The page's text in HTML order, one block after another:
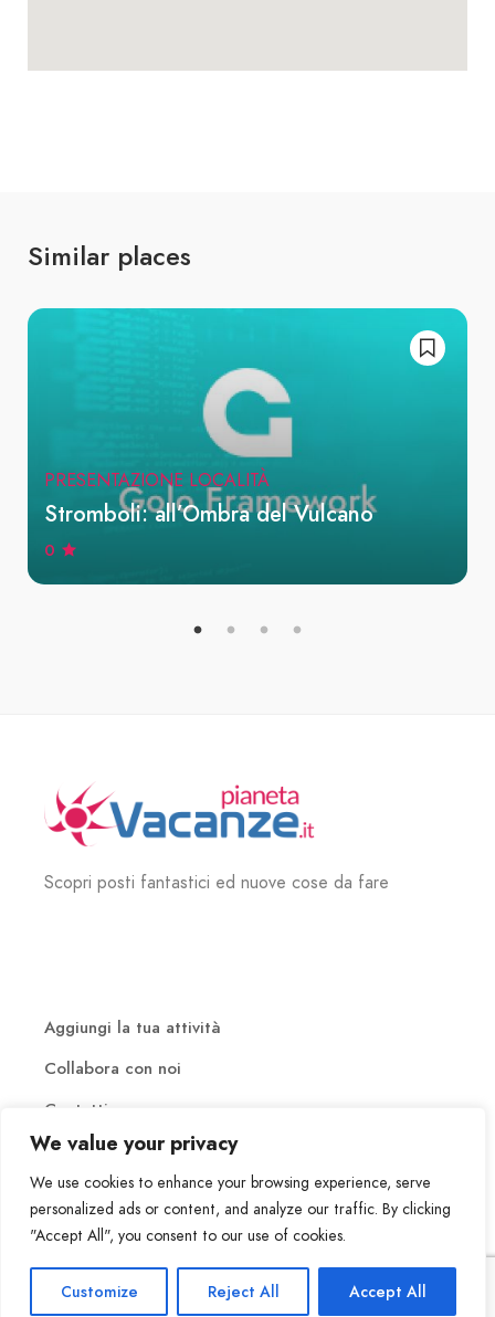
We value your privacy
We use cookies to enhance your browsing experience, serve
personalized ads or content, and analyze our traffic. By clicking
"Accept All", you consent to our use of cookies.
Customize Reject All Accept All
Similar places
PRESENTAZIONE LOCALITÀ
Stromboli: all’Ombra del Vulcano
0
Scopri posti fantastici ed nuove cose da fare
Aggiungi la tua attività
Collabora con noi
Contatti
Copyrights © 2007 – 2023 PianetaVACANZE.it Tutti i diritti
riservatiTermini e condizioni|Privacy Policy|Credits